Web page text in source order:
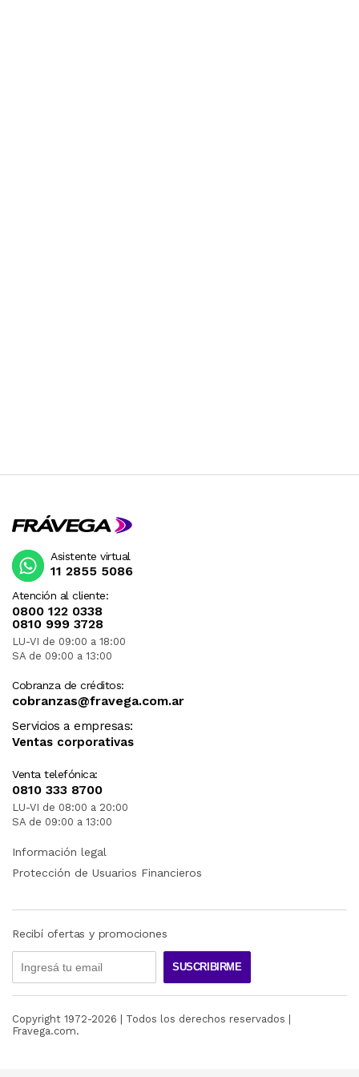
Atención al cliente:
0800 122 0338
0810 999 3728
LU-VI de 09:00 a 18:00
SA de 09:00 a 13:00
Cobranza de créditos:
cobranzas@fravega.com.ar
Servicios a empresas:
Ventas corporativas
Venta telefónica:
0810 333 8700
LU-VI de 08:00 a 20:00
SA de 09:00 a 13:00
Asistente virtual
11 2855 5086
Información legal
Protección de Usuarios Financieros
Recibí ofertas y promociones
SUSCRIBIRME
Copyright 1972-2026 | Todos los derechos reservados |
Fravega.com.